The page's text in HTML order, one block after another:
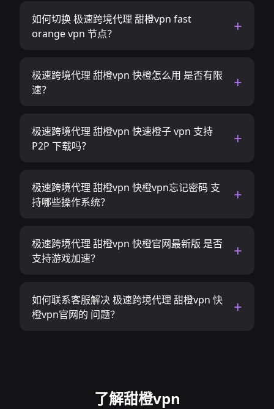
如何切换 极速跨境代理 甜橙vpn fast
orange vpn 节点？
极速跨境代理 甜橙vpn 快橙怎么用 是否有限
速？
极速跨境代理 甜橙vpn 快速橙子 vpn 支持
P2P 下载吗？
极速跨境代理 甜橙vpn 快橙vpn忘记密码 支
持哪些操作系统？
极速跨境代理 甜橙vpn 快橙官网最新版 是否
支持游戏加速？
如何联系客服解决 极速跨境代理 甜橙vpn 快
橙vpn官网的 问题？
了解甜橙vpn